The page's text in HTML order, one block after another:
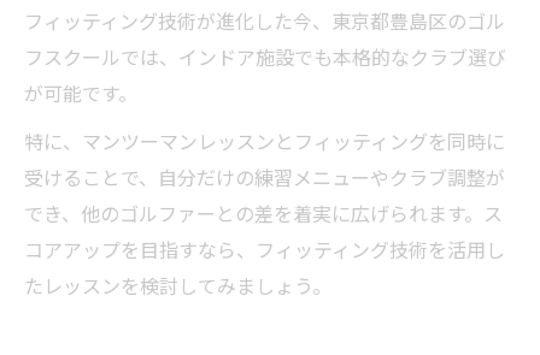
フィッティング技術が進化した今、東京都豊島区のゴル
フスクールでは、インドア施設でも本格的なクラブ選び
が可能です。
特に、マンツーマンレッスンとフィッティングを同時に
受けることで、自分だけの練習メニューやクラブ調整が
でき、他のゴルファーとの差を着実に広げられます。ス
コアアップを目指すなら、フィッティング技術を活用し
たレッスンを検討してみましょう。